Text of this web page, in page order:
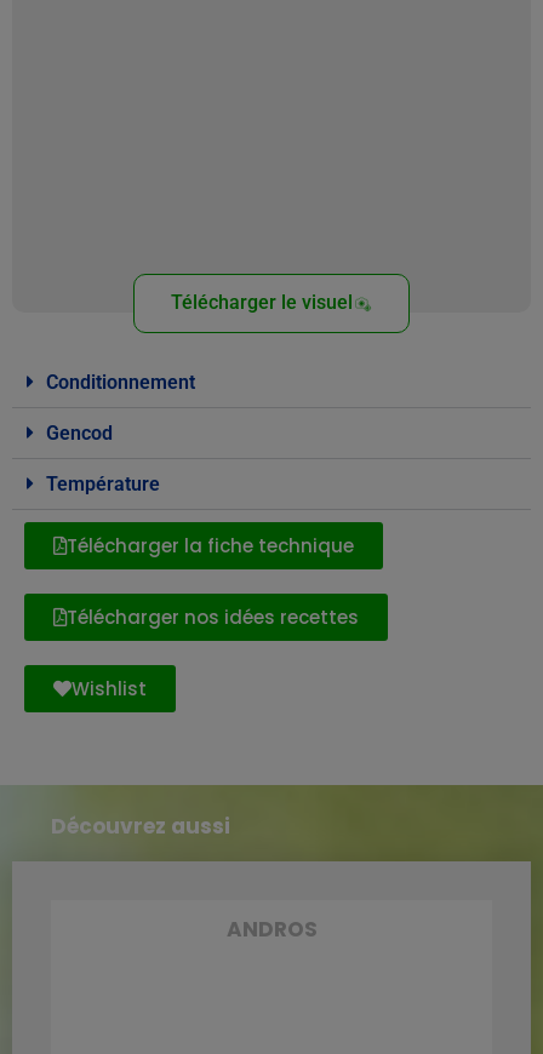
Télécharger le visuel
Conditionnement
Gencod
Température
Télécharger la fiche technique
Télécharger nos idées recettes
Wishlist
Découvrez aussi
ANDROS